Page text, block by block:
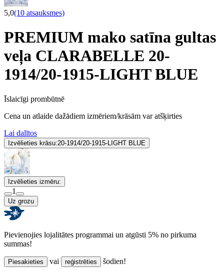
5,0(10 atsauksmes)
PREMIUM mako satīna gultas
veļa CLARABELLE 20-
1914/20-1915-LIGHT BLUE
Īslaicīgi prombūtnē
Cena un atlaide dažādiem izmēriem/krāsām var atšķirties
Lai dalītos
Izvēlieties krāsu:20-1914/20-1915-LIGHT BLUE
Izvēlieties izmēru:
1
Uz grozu
Pievienojies lojalitātes programmai un atgūsti 5% no pirkuma
summas!
Piesakieties vai reģistrēties šodien!